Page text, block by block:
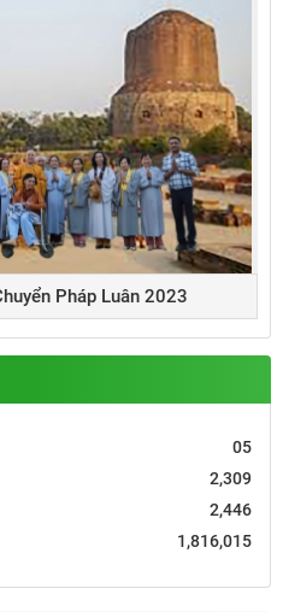
Pháp Luân 2023
05
2,309
2,446
1,816,015